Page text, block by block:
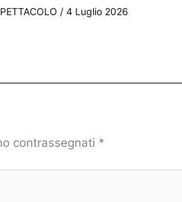
/ 4 Luglio 2026
contrassegnati *